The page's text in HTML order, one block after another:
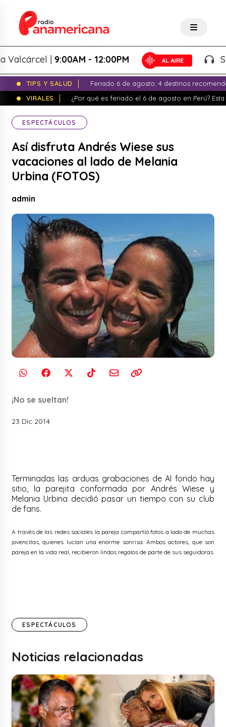
|9:00AM - 12:00PM
TIPS Y SALUD
Feriado 6 de agosto: 4 destinos
VIRALES
¿Por qué es feriado el 6 de agosto en Perú?
ESPECTÁCULOS
Así disfruta Andrés Wiese sus
vacaciones al lado de Melania
Urbina (FOTOS)
admin
¡No se sueltan!
23 Dic 2014
Terminadas las arduas grabaciones de Al fondo hay
sitio, la parejita conformada por Andrés Wiese y
Melania Urbina decidió pasar un tiempo con su club
de fans.
A través de las redes sociales la pareja compartió fotos a lado de muchas
jovencitas, quienes lucían una enorme sonrisa. Ambos actores, que son
pareja en la vida real, recibieron lindos regalos de parte de sus seguidoras
ESPECTÁCULOS
Noticias relacionadas